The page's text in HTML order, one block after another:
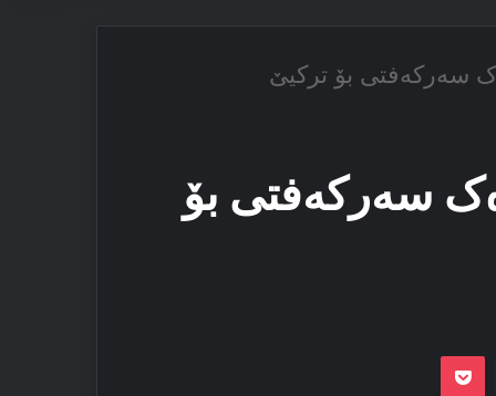
سەرکەفتی بۆ ترکیێ
سەرکەفتی بۆ
Odnoklassniki
Pocket